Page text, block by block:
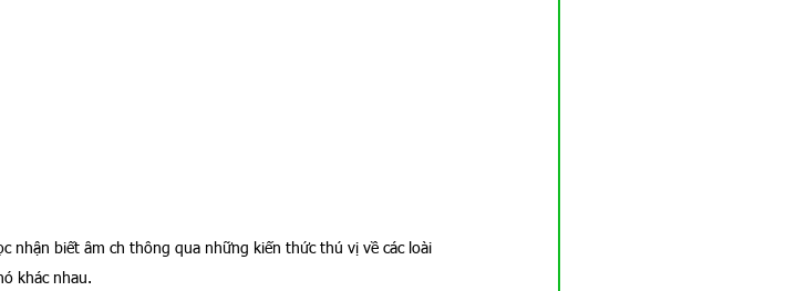
nhận biết âm ch thông qua những kiến thức thú vị về các loài
khác nhau.